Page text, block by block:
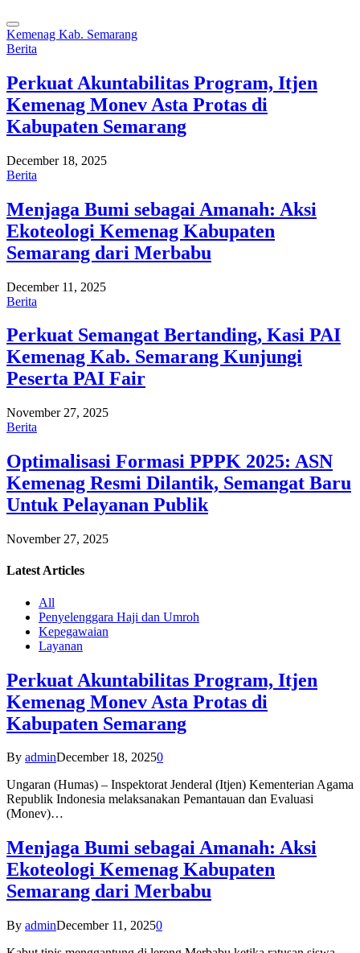
Kemenag Kab. Semarang
Berita
Perkuat Akuntabilitas Program, Itjen
Kemenag Monev Asta Protas di
Kabupaten Semarang
December 18, 2025
Berita
Menjaga Bumi sebagai Amanah: Aksi
Ekoteologi Kemenag Kabupaten
Semarang dari Merbabu
December 11, 2025
Berita
Perkuat Semangat Bertanding, Kasi PAI
Kemenag Kab. Semarang Kunjungi
Peserta PAI Fair
November 27, 2025
Berita
Optimalisasi Formasi PPPK 2025: ASN
Kemenag Resmi Dilantik, Semangat Baru
Untuk Pelayanan Publik
November 27, 2025
Latest Articles
All
Penyelenggara Haji dan Umroh
Kepegawaian
Layanan
Perkuat Akuntabilitas Program, Itjen
Kemenag Monev Asta Protas di
Kabupaten Semarang
By adminDecember 18, 20250
Ungaran (Humas) – Inspektorat Jenderal (Itjen) Kementerian Agama
Republik Indonesia melaksanakan Pemantauan dan Evaluasi
(Monev)…
Menjaga Bumi sebagai Amanah: Aksi
Ekoteologi Kemenag Kabupaten
Semarang dari Merbabu
By adminDecember 11, 20250